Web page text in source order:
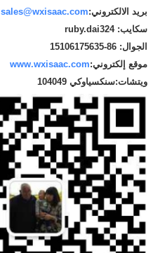
بريد الالكتروني:sales@wxisaac.com
سكايب: ruby.dai324
الجوال: 86-15106175635
موقع إلكتروني:www.wxisaac.com
ويتشات:سنكسياوكي 104049